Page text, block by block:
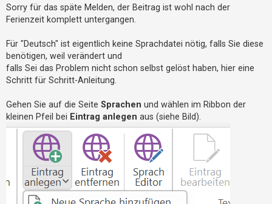
e
t
e
T
h
e
m
e
n
a
g
Sorry für das späte Melden, der Beitrag ist wohl nach der
Ferienzeit komplett untergangen.
Für "Deutsch" ist eigentlich keine Sprachdatei nötig, falls Sie diese
benötigen, weil verändert und
falls Sei das Problem nicht schon selbst gelöst haben, hier eine
Schritt für Schritt-Anleitung.
Gehen Sie auf die Seite Sprachen und wählen im Ribbon der
kleinen Pfeil bei Eintrag anlegen aus (siehe Bild).